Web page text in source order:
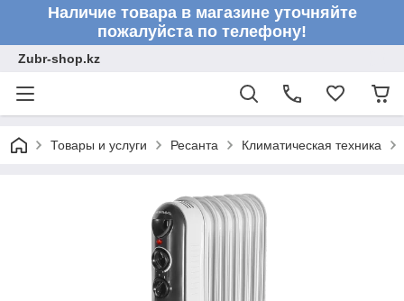
Наличие товара в магазине уточняйте
пожалуйста по телефону!
Zubr-shop.kz
Товары и услуги Ресанта Климатическая техника